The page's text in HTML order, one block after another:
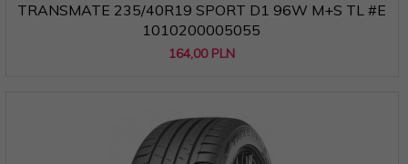
TRANSMATE 235/40R19 SPORT D1 96W M+S TL #E
1010200005055
164,00 PLN